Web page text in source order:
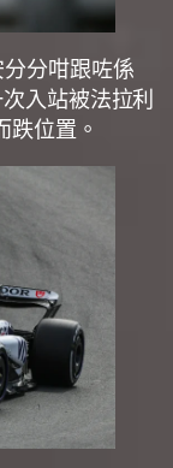
分咁跟咗係
入站被法拉利
跌位置。